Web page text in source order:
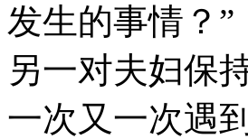
发生的事情？”
另一对夫妇保
一次又一次遇